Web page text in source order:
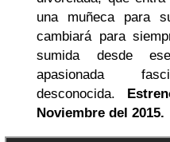
una muñeca para
cambiará para
sumida desde
apasionada
desconocida.
Noviembre del 2015.